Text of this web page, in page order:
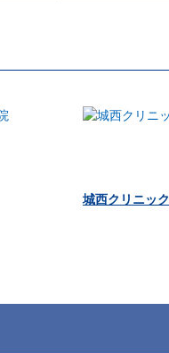
城西クリニック